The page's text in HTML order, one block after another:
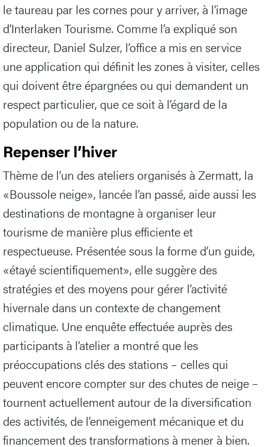
le taureau par les cornes pour y arriver, à l’image
d’Interlaken Tourisme. Comme l’a expliqué son
directeur, Daniel Sulzer, l’office a mis en service
une application qui définit les zones à visiter, celles
qui doivent être épargnées ou qui demandent un
respect particulier, que ce soit à l’égard de la
population ou de la nature.
Repenser l’hiver
Thème de l’un des ateliers organisés à Zermatt, la
«Boussole neige», lancée l’an passé, aide aussi les
destinations de montagne à organiser leur
tourisme de manière plus efficiente et
respectueuse. Présentée sous la forme d’un guide,
«étayé scientifiquement», elle suggère des
stratégies et des moyens pour gérer l’activité
hivernale dans un contexte de changement
climatique. Une enquête effectuée auprès des
participants à l’atelier a montré que les
préoccupations clés des stations – celles qui
peuvent encore compter sur des chutes de neige –
tournent actuellement autour de la diversification
des activités, de l’enneigement mécanique et du
financement des transformations à mener à bien.